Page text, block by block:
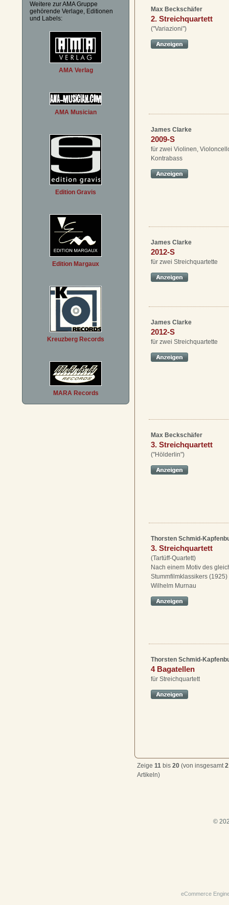
Weitere zur AMA Gruppe
gehörende Verlage, Editionen
und Labels:
AMA Verlag
AMA Musician
Edition Gravis
Edition Margaux
Kreuzberg Records
MARA Records
Max Beckschäfer
2. Streichquartett
("Variazioni")
James Clarke
2009-S
für zwei Violinen,
Kontrabass
James Clarke
2012-S
für zwei Streichquartette
James Clarke
2012-S
für zwei Streichquartette
Max Beckschäfer
3. Streichquartett
("Hölderlin")
Thorsten Schmid-
3. Streichquartett
(Tartüff-Quartett)
Nach einem Motiv des
Stummfilmklassikers
Wilhelm Murnau
Thorsten Schmid-
4 Bagatellen
für Streichquartett
Zeige 11 bis 20 (von insgesamt
Artikeln)
©
eCommerce